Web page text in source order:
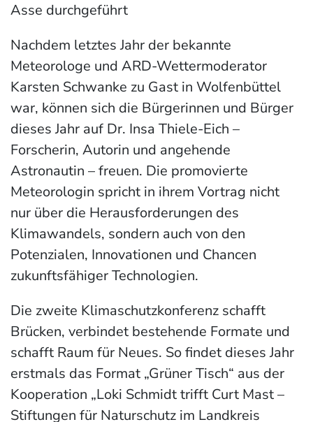
Asse durchgeführt
Nachdem letztes Jahr der bekannte
Meteorologe und ARD-Wettermoderator
Karsten Schwanke zu Gast in Wolfenbüttel
war, können sich die Bürgerinnen und Bürger
dieses Jahr auf Dr. Insa Thiele-Eich –
Forscherin, Autorin und angehende
Astronautin – freuen. Die promovierte
Meteorologin spricht in ihrem Vortrag nicht
nur über die Herausforderungen des
Klimawandels, sondern auch von den
Potenzialen, Innovationen und Chancen
zukunftsfähiger Technologien.
Die zweite Klimaschutzkonferenz schafft
Brücken, verbindet bestehende Formate und
schafft Raum für Neues. So findet dieses Jahr
erstmals das Format „Grüner Tisch“ aus der
Kooperation „Loki Schmidt trifft Curt Mast –
Stiftungen für Naturschutz im Landkreis